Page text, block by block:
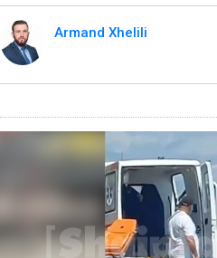
Armand Xhelili